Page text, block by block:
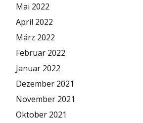
Mai 2022
April 2022
März 2022
Februar 2022
Januar 2022
Dezember 2021
November 2021
Oktober 2021